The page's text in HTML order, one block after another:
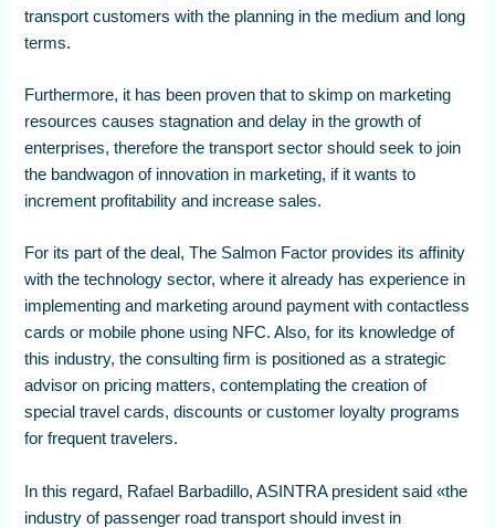
transport customers with the planning in the medium and long
terms.
Furthermore, it has been proven that to skimp on marketing
resources causes stagnation and delay in the growth of
enterprises, therefore the transport sector should seek to join
the bandwagon of innovation in marketing, if it wants to
increment profitability and increase sales.
For its part of the deal, The Salmon Factor provides its affinity
with the technology sector, where it already has experience in
implementing and marketing around payment with contactless
cards or mobile phone using NFC. Also, for its knowledge of
this industry, the consulting firm is positioned as a strategic
advisor on pricing matters, contemplating the creation of
special travel cards, discounts or customer loyalty programs
for frequent travelers.
In this regard, Rafael Barbadillo, ASINTRA president said «the
industry of passenger road transport should invest in